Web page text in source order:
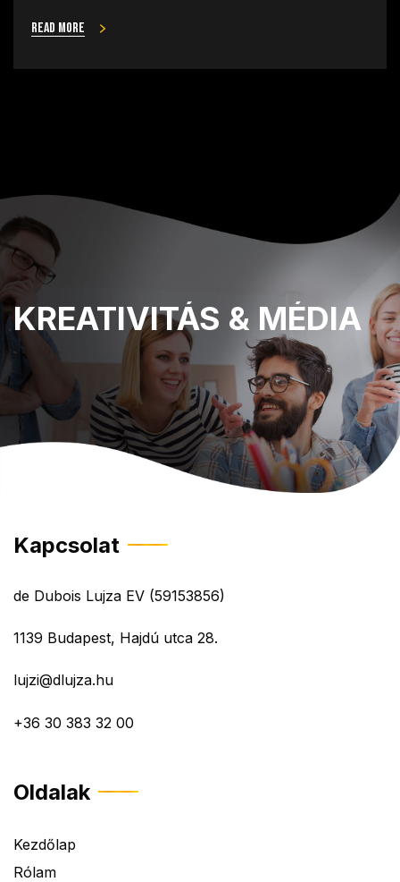
Read more
KREATIVITÁS & MÉDIA
Kapcsolat
de Dubois Lujza EV (59153856)
1139 Budapest, Hajdú utca 28.
lujzi@dlujza.hu
+36 30 383 32 00
Oldalak
Kezdőlap
Rólam